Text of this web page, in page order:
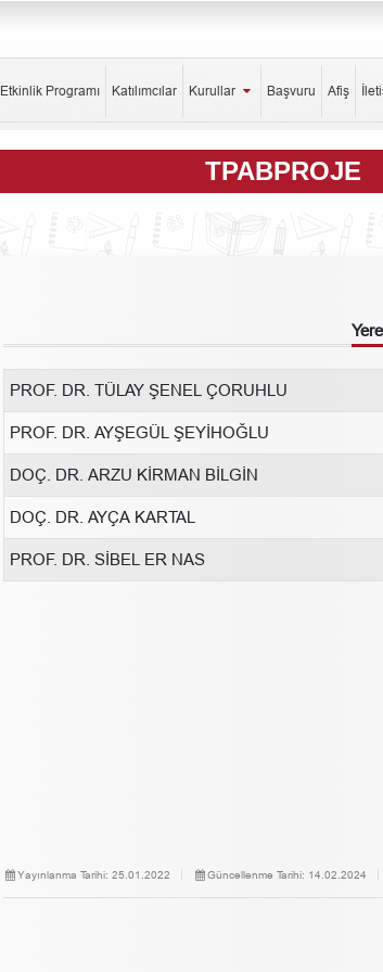
Etkinlik Programı Katılımcılar Kurullar Başvuru Afiş
TPABPROJE
PROF. DR. TÜLAY ŞENEL ÇORUHLU
PROF. DR. AYŞEGÜL ŞEYİHOĞLU
DOÇ. DR. ARZU KİRMAN BİLGİN
DOÇ. DR. AYÇA KARTAL
PROF. DR. SİBEL ER NAS
Yayınlanma Tarihi: 25.01.2022 Güncellenme Tarihi: 14.02.2024